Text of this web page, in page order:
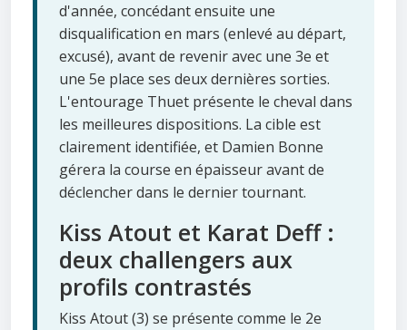
d'année, concédant ensuite une
disqualification en mars (enlevé au départ,
excusé), avant de revenir avec une 3e et
une 5e place ses deux dernières sorties.
L'entourage Thuet présente le cheval dans
les meilleures dispositions. La cible est
clairement identifiée, et Damien Bonne
gérera la course en épaisseur avant de
déclencher dans le dernier tournant.
Kiss Atout et Karat Deff :
deux challengers aux
profils contrastés
Kiss Atout (3) se présente comme le 2e